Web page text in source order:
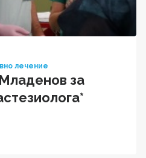
лечение
за